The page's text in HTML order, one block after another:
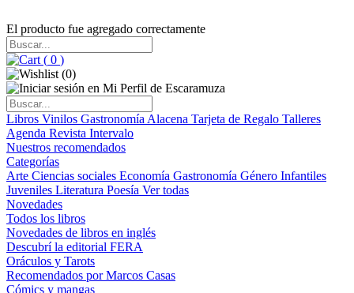
El producto fue agregado correctamente
( 0 )
(0)
Libros Vinilos Gastronomía Alacena Tarjeta de Regalo Talleres
Agenda Revista Intervalo
Nuestros recomendados
Categorías
Arte Ciencias sociales Economía Gastronomía Género Infantiles
Juveniles Literatura Poesía Ver todas
Novedades
Todos los libros
Novedades de libros en inglés
Descubrí la editorial FERA
Oráculos y Tarots
Recomendados por Marcos Casas
Cómics y mangas